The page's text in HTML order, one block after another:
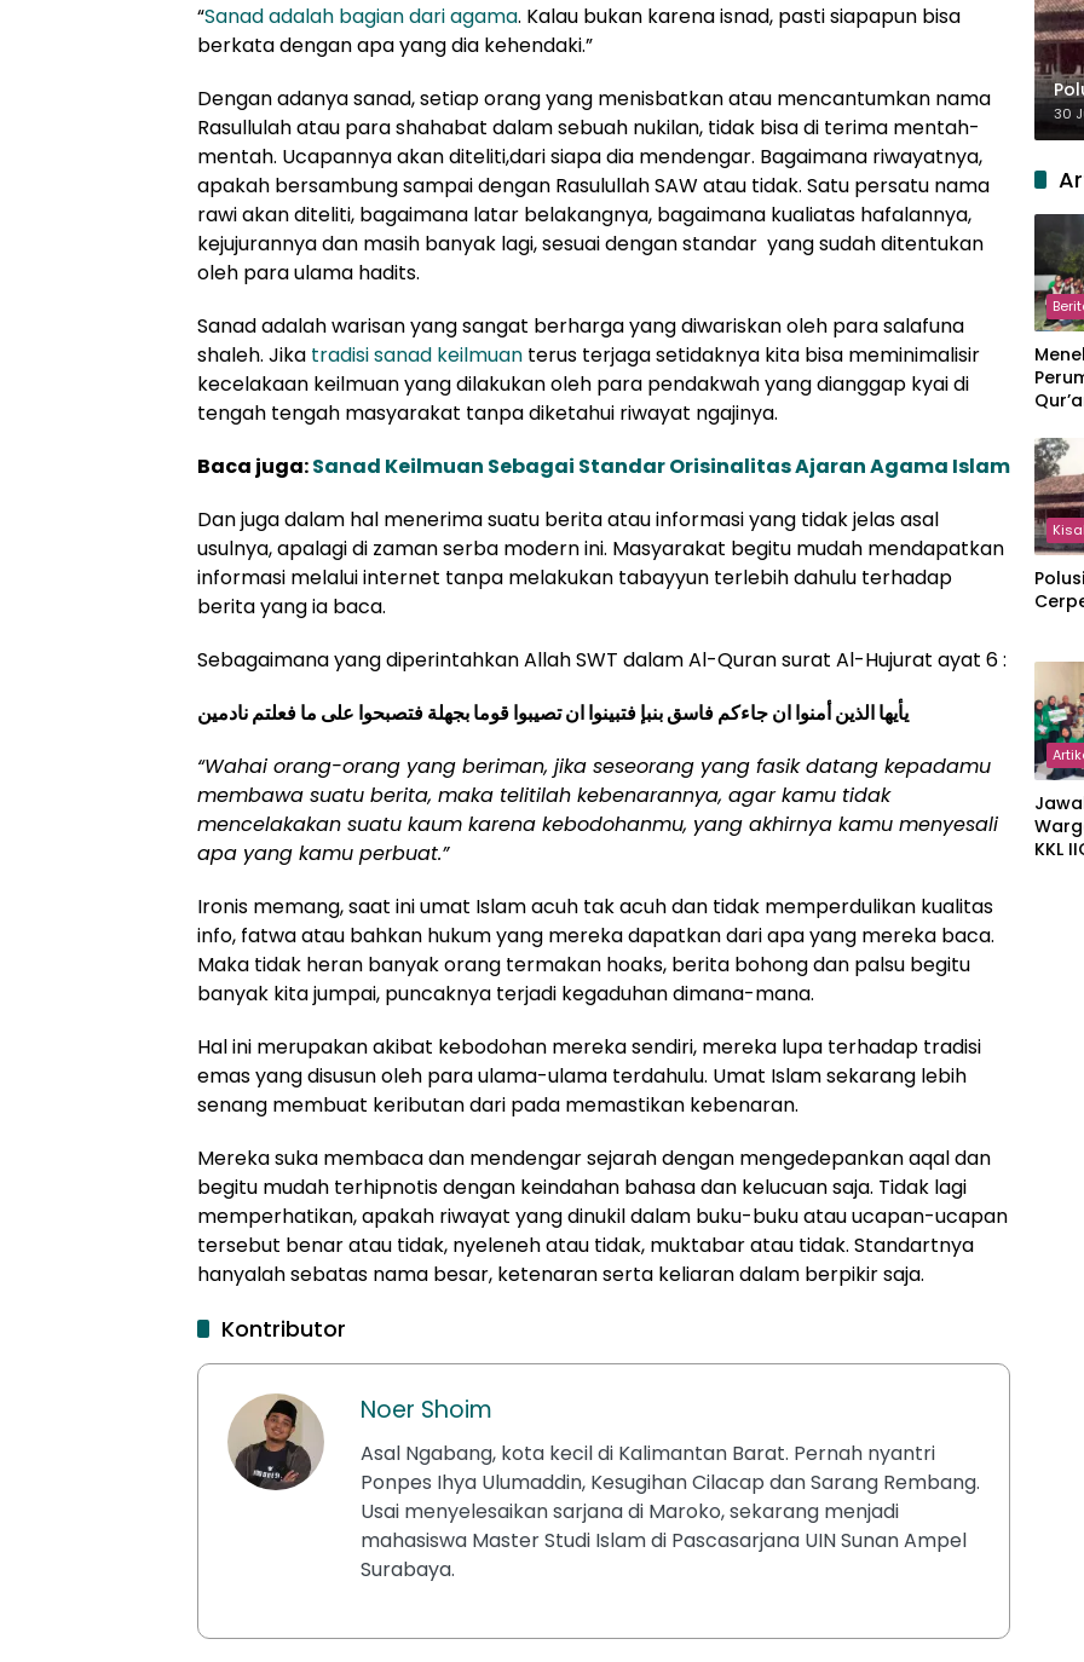
“Sanad adalah bagian dari agama. Kalau bukan karena isnad, pasti siapapun bisa
berkata dengan apa yang dia kehendaki.”
Dengan adanya sanad, setiap orang yang menisbatkan atau mencantumkan nama
Rasullulah atau para shahabat dalam sebuah nukilan, tidak bisa di terima mentah-
mentah. Ucapannya akan diteliti,dari siapa dia mendengar. Bagaimana riwayatnya,
apakah bersambung sampai dengan Rasulullah SAW atau tidak. Satu persatu nama
rawi akan diteliti, bagaimana latar belakangnya, bagaimana kualiatas hafalannya,
kejujurannya dan masih banyak lagi, sesuai dengan standar yang sudah ditentukan
oleh para ulama hadits.
Sanad adalah warisan yang sangat berharga yang diwariskan oleh para salafuna
shaleh. Jika tradisi sanad keilmuan terus terjaga setidaknya kita bisa meminimalisir
kecelakaan keilmuan yang dilakukan oleh para pendakwah yang dianggap kyai di
tengah tengah masyarakat tanpa diketahui riwayat ngajinya.
Baca juga:Sanad Keilmuan Sebagai Standar Orisinalitas Ajaran Agama Islam
Dan juga dalam hal menerima suatu berita atau informasi yang tidak jelas asal
usulnya, apalagi di zaman serba modern ini. Masyarakat begitu mudah mendapatkan
informasi melalui internet tanpa melakukan tabayyun terlebih dahulu terhadap
berita yang ia baca.
Sebagaimana yang diperintahkan Allah SWT dalam Al-Quran surat Al-Hujurat ayat 6 :
يأيهاالذين أمنوا ان جاءكم فاسق بنبإ فتبينوا ان تصيبوا قوما بجهلة فتصبحوا على ما فعلتم نادمين
“Wahai orang-orang yang beriman, jika seseorang yang fasik datang kepadamu
membawa suatu berita, maka telitilah kebenarannya, agar kamu tidak
mencelakakan suatu kaum karena kebodohanmu, yang akhirnya kamu menyesali
apa yang kamu perbuat.”
Ironis memang, saat ini umat Islam acuh tak acuh dan tidak memperdulikan kualitas
info, fatwa atau bahkan hukum yang mereka dapatkan dari apa yang mereka baca.
Maka tidak heran banyak orang termakan hoaks, berita bohong dan palsu begitu
banyak kita jumpai, puncaknya terjadi kegaduhan dimana-mana.
Hal ini merupakan akibat kebodohan mereka sendiri, mereka lupa terhadap tradisi
emas yang disusun oleh para ulama-ulama terdahulu. Umat Islam sekarang lebih
senang membuat keributan dari pada memastikan kebenaran.
Mereka suka membaca dan mendengar sejarah dengan mengedepankan aqal dan
begitu mudah terhipnotis dengan keindahan bahasa dan kelucuan saja. Tidak lagi
memperhatikan, apakah riwayat yang dinukil dalam buku-buku atau ucapan-ucapan
tersebut benar atau tidak, nyeleneh atau tidak, muktabar atau tidak. Standartnya
hanyalah sebatas nama besar, ketenaran serta keliaran dalam berpikir saja.
Kontributor
Noer Shoim
Asal Ngabang, kota kecil di Kalimantan Barat. Pernah nyantri
Ponpes Ihya Ulumaddin, Kesugihan Cilacap dan Sarang Rembang.
Usai menyelesaikan sarjana di Maroko, sekarang menjadi
mahasiswa Master Studi Islam di Pascasarjana UIN Sunan Ampel
Surabaya.
30
KKL